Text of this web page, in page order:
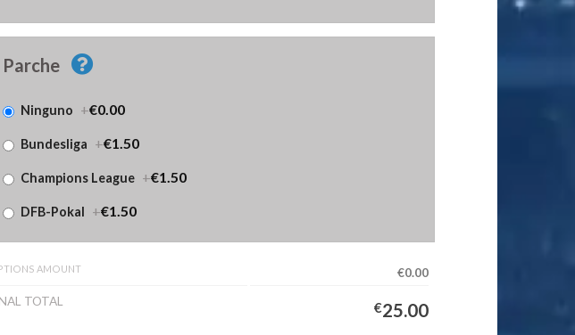
Parche
Ninguno +€0.00
Bundesliga +€1.50
Champions League +€1.50
DFB-Pokal +€1.50
AMOUNT
€0.00
TOTAL
€25.00